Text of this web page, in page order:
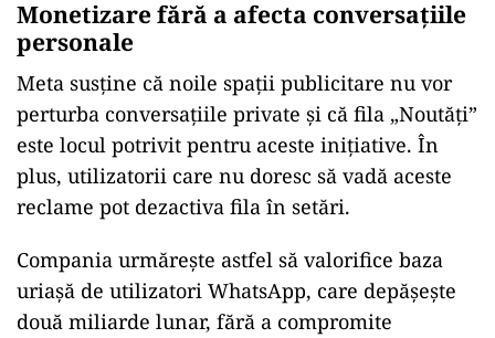
Monetizare fără a afecta conversațiile
personale
Meta susține că noile spații publicitare nu vor
perturba conversațiile private și că fila „Noutăți”
este locul potrivit pentru aceste inițiative. În
plus, utilizatorii care nu doresc să vadă aceste
reclame pot dezactiva fila în setări.
Compania urmărește astfel să valorifice baza
uriașă de utilizatori WhatsApp, care depășește
două miliarde lunar, fără a compromite